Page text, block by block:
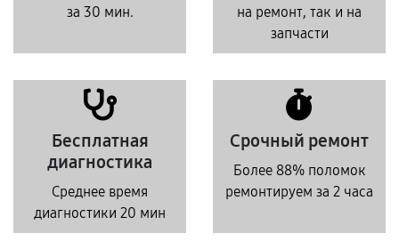
за 30 мин.
на ремонт, так и на
запчасти
Бесплатная
диагностика
Среднее время
диагностики 20 мин
Срочный ремонт
Более 88% поломок
ремонтируем за 2 часа